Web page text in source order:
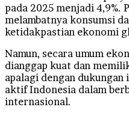
pada 2025 menjadi 4,9%.
melambatnya konsumsi
ketidakpastian ekonomi
Namun, secara umum
dianggap kuat dan
apalagi dengan dukungan
aktif Indonesia dalam
internasional.